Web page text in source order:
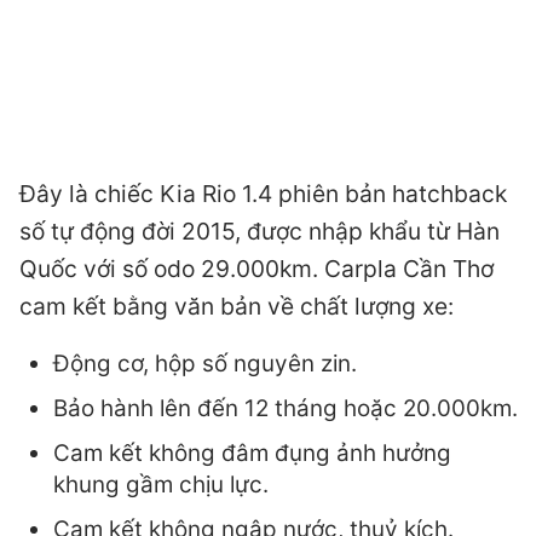
Đây là chiếc Kia Rio 1.4 phiên bản hatchback
số tự động đời 2015, được nhập khẩu từ Hàn
Quốc với số odo 29.000km. Carpla Cần Thơ
cam kết bằng văn bản về chất lượng xe:
Động cơ, hộp số nguyên zin.
Bảo hành lên đến 12 tháng hoặc 20.000km.
Cam kết không đâm đụng ảnh hưởng
khung gầm chịu lực.
Cam kết không ngập nước, thuỷ kích.